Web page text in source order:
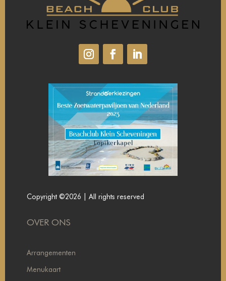
Copyright ©2026 | All rights reserved
OVER ONS
Arrangementen
Menukaart